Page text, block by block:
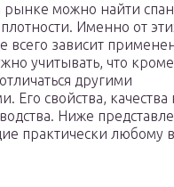
рынке можно найти
Именно от
всего зависит
учитывать, что кроме
другими
Его свойства,
Ниже
практически любому